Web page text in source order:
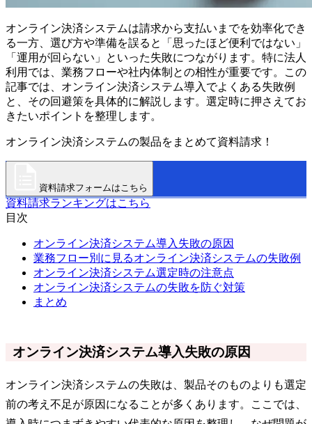
オンライン決済システムは請求から支払いまでを効率化でき
る一方、選び方や準備を誤ると「思ったほど便利ではない」
「運用が回らない」といった失敗につながります。特に法人
利用では、業務フローや社内体制との相性が重要です。この
記事では、オンライン決済システム導入でよくある失敗例
と、その回避策を具体的に解説します。選定時に押さえてお
きたいポイントを整理します。
オンライン決済システムの製品をまとめて資料請求！
資料請求フォームはこちら
資料請求ランキングはこちら
目次
オンライン決済システム導入失敗の原因
業務フロー別に見るオンライン決済システムの失敗例
オンライン決済システム選定時の注意点
オンライン決済システムの失敗を防ぐ対策
まとめ
オンライン決済システム導入失敗の原因
オンライン決済システムの失敗は、製品そのものよりも選定
前の考え不足が原因になることが多くあります。ここでは、